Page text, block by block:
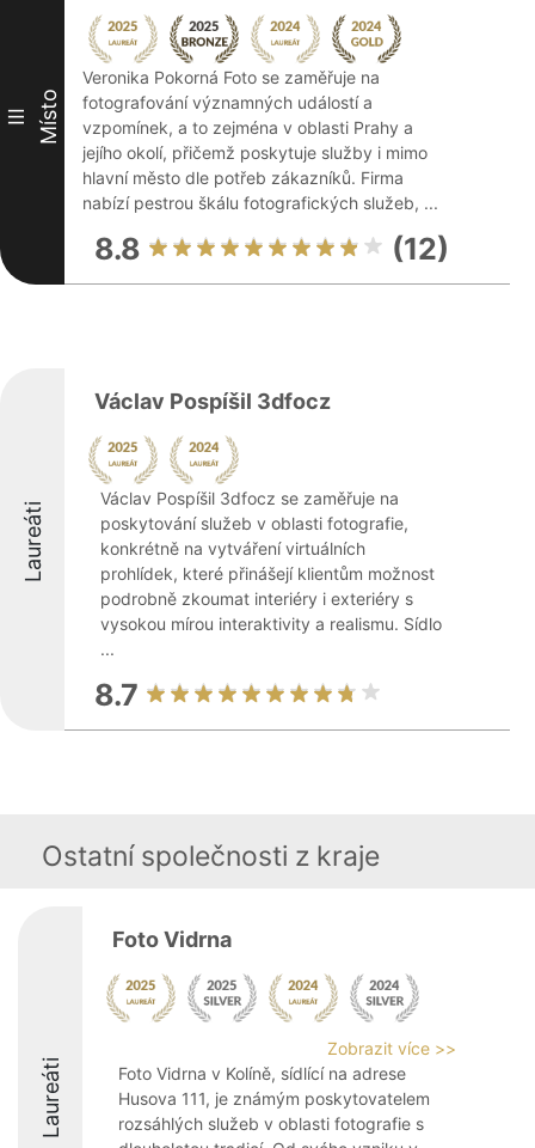
III Místo
Veronika Pokorná Foto se zaměřuje na
fotografování významných událostí a
vzpomínek, a to zejména v oblasti Prahy a
jejího okolí, přičemž poskytuje služby i mimo
hlavní město dle potřeb zákazníků. Firma
nabízí pestrou škálu fotografických služeb, ...
8.8 (12)
Laureáti
Václav Pospíšil 3dfocz
Václav Pospíšil 3dfocz se zaměřuje na
poskytování služeb v oblasti fotografie,
konkrétně na vytváření virtuálních
prohlídek, které přinášejí klientům možnost
podrobně zkoumat interiéry i exteriéry s
vysokou mírou interaktivity a realismu. Sídlo
...
8.7
Ostatní společnosti z kraje
Laureáti
Foto Vidrna
Zobrazit více >>
Foto Vidrna v Kolíně, sídlící na adrese
Husova 111, je známým poskytovatelem
rozsáhlých služeb v oblasti fotografie s